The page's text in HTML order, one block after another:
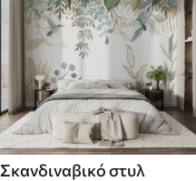
Σκανδιναβικό στυλ